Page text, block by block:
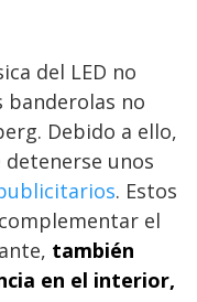
del LED no
banderolas no
Debido a ello,
unos
. Estos
el
también
en el interior,